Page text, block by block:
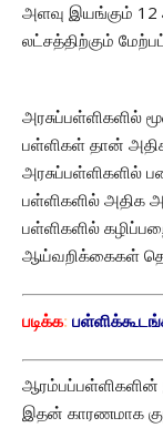
அளவு இயங்கும் 12
லட்சத்திற்கும்
அரசுப்பள்ளிகளில்
பள்ளிகள் தான்
அரசுப்பள்ளிகளில்
பள்ளிகளில் அதிக
பள்ளிகளில்
ஆய்வறிக்கைகள்
படிக்க:
ஆரம்பப்பள்ளிகளின்
இதன் காரணமாக